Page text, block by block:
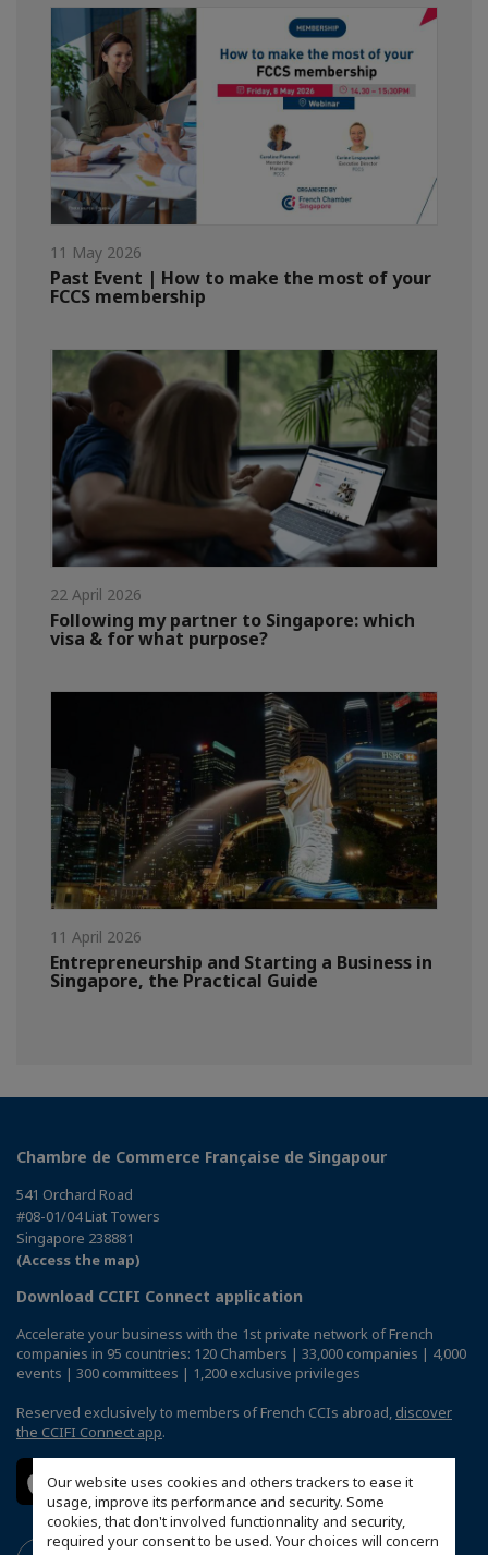
Our website uses cookies and others trackers to ease it
usage, improve its performance and security. Some
cookies, that don't involved functionnality and security,
required your consent to be used. Your choices will concern
11 May 2026
Past Event | How to make the most of your
FCCS membership
22 April 2026
Following my partner to Singapore: which
visa & for what purpose?
11 April 2026
Entrepreneurship and Starting a Business in
Singapore, the Practical Guide
Chambre de Commerce Française de Singapour
541 Orchard Road
#08-01/04 Liat Towers
Singapore 238881
(Access the map)
Download CCIFI Connect application
Accelerate your business with the 1st private network of French
companies in 95 countries: 120 Chambers | 33,000 companies | 4,000
events | 300 committees | 1,200 exclusive privileges
Reserved exclusively to members of French CCIs abroad, discover
the CCIFI Connect app.